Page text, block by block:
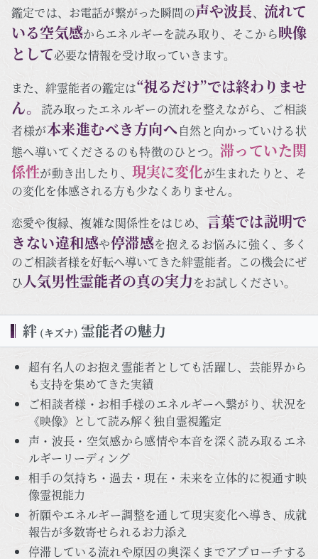
鑑定では、お電話が繋がった瞬間の声や波長、 流れて
いる空気感からエネルギーを読み取り、そこから映像
として必要な情報を受け取っていきます。
また、絆霊能者の鑑定は“視るだけ”では終わりませ
ん。
読み取ったエネルギーの流れを整えながら、ご相談
者様が本来進むべき方向へ自然と向かっていける状
態へ導いてくださるのも特徴のひとつ。滞っていた関
係性が動き出したり、 現実に変化が生まれたりと、そ
の変化を体感される方も少なくありません。
恋愛や復縁、複雑な関係性をはじめ、 言葉では説明で
きない違和感や停滞感を抱えるお悩みに強く、多く
のご相談者様を好転へ導いてきた絆霊能者。この機会にぜ
ひ人気男性霊能者の真の実力をお試しください。
絆 (キズナ) 霊能者の魅力
超有名人のお抱え霊能者としても活躍し、芸能界から
も支持を集めてきた実績
ご相談者様・お相手様のエネルギーへ繋がり、状況を
《映像》として読み解く独自霊視鑑定
声・波長・空気感から感情や本音を深く読み取るエネ
ルギーリーディング
相手の気持ち・過去・現在・未来を立体的に視通す映
像霊視能力
祈願やエネルギー調整を通して現実変化へ導き、成就
報告が多数寄せられるお力添え
停滞している流れや原因の奥深くまでアプローチする